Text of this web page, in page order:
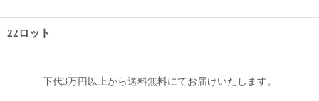
22ロット
下代3万円以上から送料無料にてお届けいたします。